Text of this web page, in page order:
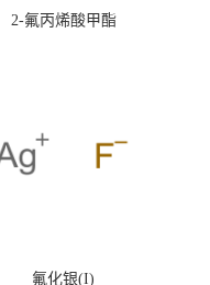
2-氟丙烯酸甲酯
氟化银(I)